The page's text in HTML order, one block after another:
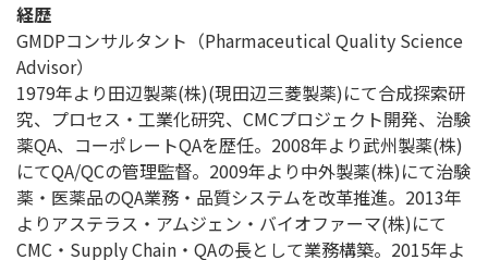
経歴
GMDPコンサルタント（Pharmaceutical Quality Science
Advisor）
1979年より田辺製薬(株)(現田辺三菱製薬)にて合成探索研
究、プロセス・工業化研究、CMCプロジェクト開発、治験
薬QA、コーポレートQAを歴任。2008年より武州製薬(株)
にてQA/QCの管理監督。2009年より中外製薬(株)にて治験
薬・医薬品のQA業務・品質システムを改革推進。2013年
よりアステラス・アムジェン・バイオファーマ(株)にて
CMC・Supply Chain・QAの長として業務構築。2015年よ